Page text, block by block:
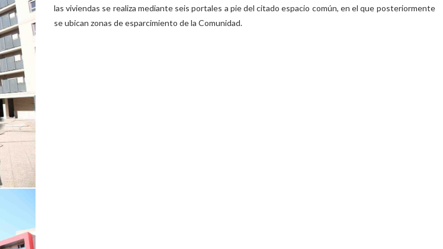
las viviendas se realiza mediante seis portales a pie del citado espacio común, en el que posteriormente
se ubican zonas de esparcimiento de la Comunidad.